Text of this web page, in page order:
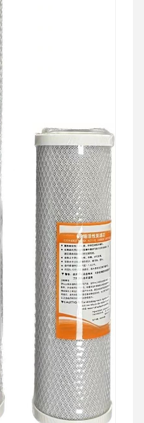
نظام تنقية المياه الصناعية
آلة الماء منزوع الأيونات
المواد الاستهلاكية لتنقية المياه
ملحقات نظام تنقية المياه